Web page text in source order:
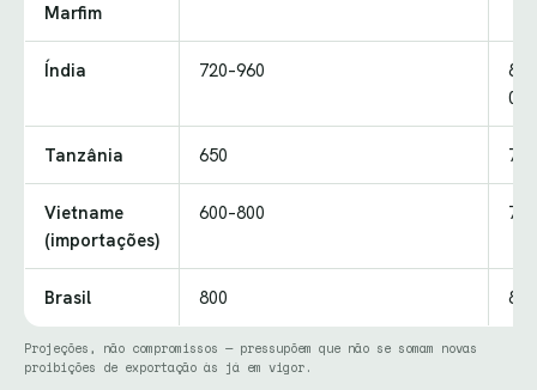
Marfim
Índia 720–960
000
Tanzânia 650 700
Vietname
(importações)
600–800
Brasil 800 850
Projeções, não compromissos — pressupõem que não se somam novas
proibições de exportação às já em vigor.